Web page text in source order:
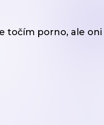
točím porno, ale